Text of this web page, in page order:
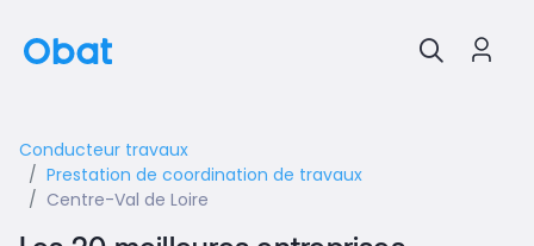
Conducteur travaux
Prestation de coordination de travaux
Centre-Val de Loire